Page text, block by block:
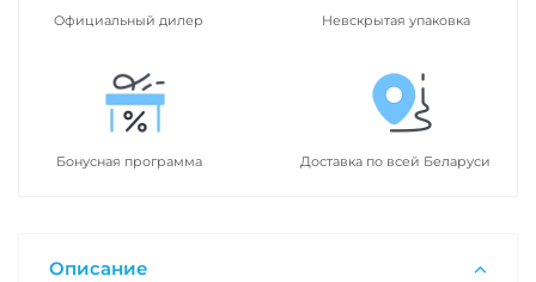
Официальный дилер Невскрытая упаковка
Бонусная программа Доставка по всей Беларуси
Описание